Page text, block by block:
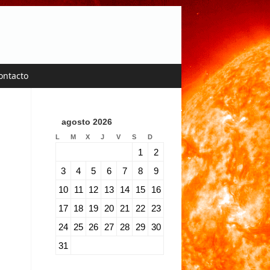
agosto 2026
L M X J V S D
1
2
3
4 5 6 7 8
9
10
11 12 13 14 15
16
17 18 19 20 21 22
23
24 25 26 27 28 29
30
31